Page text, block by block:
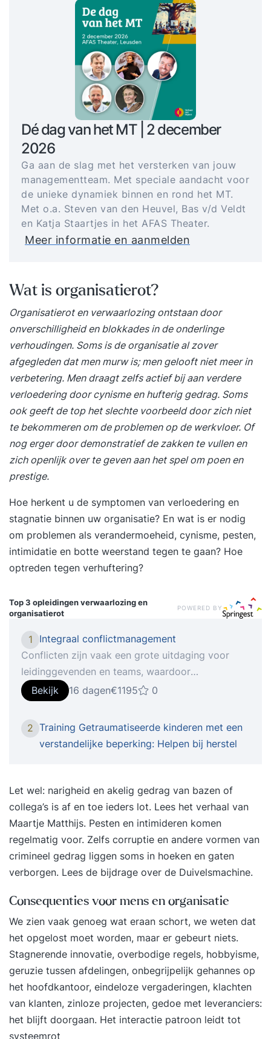
Dé dag van het MT | 2 december
2026
Ga aan de slag met het versterken van jouw
managementteam. Met speciale aandacht voor
de unieke dynamiek binnen en rond het MT.
Met o.a. Steven van den Heuvel, Bas v/d Veldt
en Katja Staartjes in het AFAS Theater.
Meer informatie en aanmelden
Wat is organisatierot?
Organisatierot en verwaarlozing ontstaan door
onverschilligheid en blokkades in de onderlinge
verhoudingen. Soms is de organisatie al zover
afgegleden dat men murw is; men gelooft niet meer in
verbetering. Men draagt zelfs actief bij aan verdere
verloedering door cynisme en hufterig gedrag. Soms
ook geeft de top het slechte voorbeeld door zich niet
te bekommeren om de problemen op de werkvloer. Of
nog erger door demonstratief de zakken te vullen en
zich openlijk over te geven aan het spel om poen en
prestige.
Hoe herkent u de symptomen van verloedering en
stagnatie binnen uw organisatie? En wat is er nodig
om problemen als verandermoeheid, cynisme, pesten,
intimidatie en botte weerstand tegen te gaan? Hoe
optreden tegen verhuftering?
Top 3 opleidingenverwaarlozing en
organisatierot
POWERED BY
1
Integraal conflictmanagement
Conflicten zijn vaak een grote uitdaging voor
leidinggevenden en teams, waardoor
onwenselijke processen ontstaan zoals
verwaarlozing van teams en medewerkers, hoog
tweedaagse leer je hoe je conflicten kunt
benutten voor effectievere samenwerking en
van een escalerend conflict kunnen worden
herkend, hoe vanuit een systemische kijk op
processen adequaat te reageren, op welk
moment welke interventie het meest effect heeft
en hoe een integraal conflictmanagementsysteem
in de organisatie of die van de klant er uit kan
praktijk van de trainers. Ook kunnen eigen cases
van deelnemers worden ingebracht. Bij de
oefeningen en nabesprekingen krijgen de
deelnemers uitgebreid de gelegenheid om
ervaring en kennis met elkaar uit te Integraal
conflictmanagement - Iedereen in en rond de
organisatie die te maken heeft met conflicten van
anderen zowel intern als extern, bijvoorbeeld: -
Leidinggevenden - HRM-functionarissen - OR-
Bekijk 16 dagen€1195 0
2 Training Getraumatiseerde kinderen met een
verstandelijke beperking: Helpen bij herstel
Let wel: narigheid en akelig gedrag van bazen of
collega’s is af en toe ieders lot. Lees het verhaal van
Maartje Matthijs. Pesten en intimideren komen
regelmatig voor. Zelfs corruptie en andere vormen van
crimineel gedrag liggen soms in hoeken en gaten
verborgen. Lees de bijdrage over de Duivelsmachine.
Consequenties voor mens en organisatie
We zien vaak genoeg wat eraan schort, we weten dat
het opgelost moet worden, maar er gebeurt niets.
Stagnerende innovatie, overbodige regels, hobbyisme,
geruzie tussen afdelingen, onbegrijpelijk gehannes op
het hoofdkantoor, eindeloze vergaderingen, klachten
van klanten, zinloze projecten, gedoe met leveranciers:
het blijft doorgaan. Het interactie patroon leidt tot
systeemrot